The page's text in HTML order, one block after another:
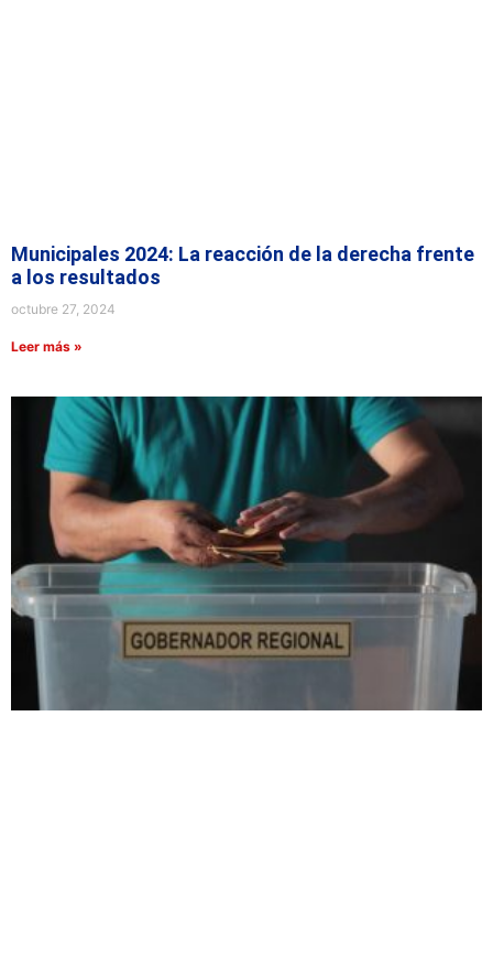
Municipales 2024: La reacción de la derecha frente
a los resultados
octubre 27, 2024
Leer más »